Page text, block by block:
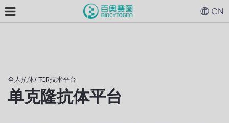
全人抗体/ TCR技术平台
单克隆抗体平台
CN